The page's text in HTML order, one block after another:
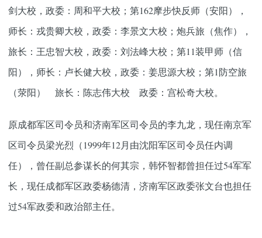
剑大校，政委：周和平大校；第162摩步快反师（安阳），
师长：戎贵卿大校，政委：李景文大校；炮兵旅（焦作），
旅长：王忠智大校，政委：刘法峰大校；第11装甲师（信
阳），师长：卢长健大校，政委：姜思源大校；第1防空旅
（荥阳） 旅长：陈志伟大校 政委：宫松奇大校。
原成都军区司令员和济南军区司令员的李九龙，现任南京军
区司令员梁光烈（1999年12月由沈阳军区司令员任内调
任），曾任副总参谋长的何其宗，韩怀智都曾担任过54军军
长，现任成都军区政委杨德清，济南军区政委张文台也担任
过54军政委和政治部主任。